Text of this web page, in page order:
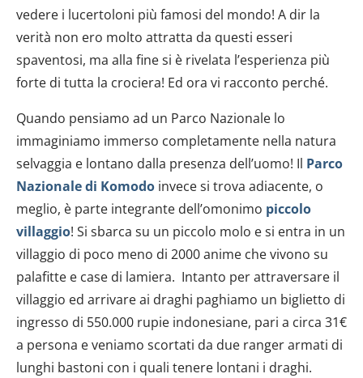
vedere i lucertoloni più famosi del mondo! A dir la
verità non ero molto attratta da questi esseri
spaventosi, ma alla fine si è rivelata l’esperienza più
forte di tutta la crociera! Ed ora vi racconto perché.
Quando pensiamo ad un Parco Nazionale lo
immaginiamo immerso completamente nella natura
selvaggia e lontano dalla presenza dell’uomo! Il Parco
Nazionale di Komodo invece si trova adiacente, o
meglio, è parte integrante dell’omonimo piccolo
villaggio! Si sbarca su un piccolo molo e si entra in un
villaggio di poco meno di 2000 anime che vivono su
palafitte e case di lamiera. Intanto per attraversare il
villaggio ed arrivare ai draghi paghiamo un biglietto di
ingresso di 550.000 rupie indonesiane, pari a circa 31€
a persona e veniamo scortati da due ranger armati di
lunghi bastoni con i quali tenere lontani i draghi.